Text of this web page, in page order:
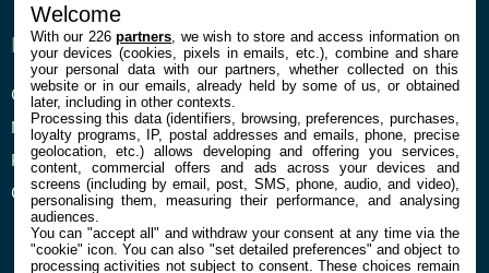
ENTREPRISE
Confidentialité et Cookies
Mentions légales et CGU
Préférences Cookies
Qui sommes nous
À PROPOS
Contact
Welcome
With our 226partners , we wish to store and access information on
your devices (cookies, pixels in emails, etc.), combine and share
your personal data with our partners, whether collected on this
website or in our emails, already held by some of us, or obtained
later, including in other contexts.
Processing this data (identifiers, browsing, preferences, purchases,
loyalty programs, IP, postal addresses and emails, phone, precise
geolocation, etc.) allows developing and offering you services,
content, commercial offers and ads across your devices and
screens (including by email, post, SMS, phone, audio, and video),
personalising them, measuring their performance, and analysing
audiences.
You can "accept all" and withdraw your consent at any time via the
"cookie" icon. You can also "set detailed preferences" and object to
processing activities not subject to consent. These choices remain